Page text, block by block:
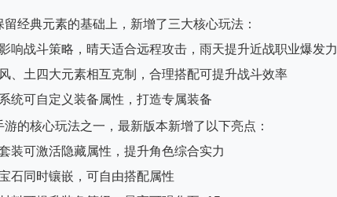
经典元素的基础上，新增了三大核心玩法：
响战斗策略，晴天适合远程攻击，雨天提升近战职业爆发力
、土四大元素相互克制，合理搭配可提升战斗效率
统可自定义装备属性，打造专属装备
的核心玩法之一，最新版本新增了以下亮点：
装可激活隐藏属性，提升角色综合实力
石同时镶嵌，可自由搭配属性